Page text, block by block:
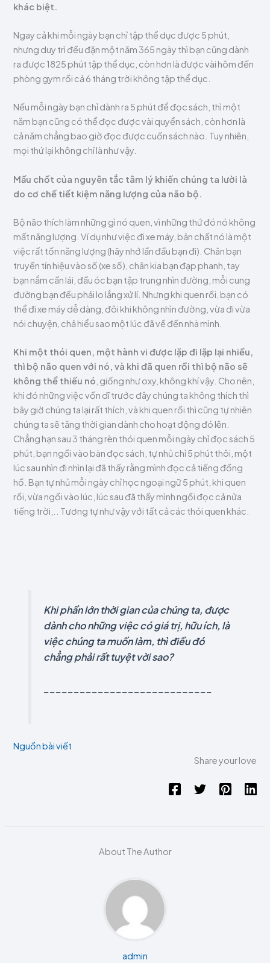
khác biệt.
Ngay cả khi mỗi ngày bạn chỉ tập thể dục được 5 phút,
nhưng duy trì đều đặn một năm 365 ngày thì bạn cũng dành
ra được 1825 phút tập thể dục, còn hơn là được vài hôm đến
phòng gym rồi cả 6 tháng trời không tập thể dục.
Nếu mỗi ngày bạn chỉ dành ra 5 phút để đọc sách, thì một
năm bạn cũng có thể đọc được vài quyển sách, còn hơn là
cả năm chẳng bao giờ đọc được cuốn sách nào. Tuy nhiên,
mọi thứ lại không chỉ là như vậy.
Mấu chốt của nguyên tắc tâm lý khiến chúng ta lười là
do cơ chế tiết kiệm năng lượng của não bộ.
Bộ não thích làm những gì nó quen, vì những thứ đó nó không
mất năng lượng. Ví dụ như việc đi xe máy, bản chất nó là một
việc rất tốn năng lượng (hãy nhớ lần đầu bạn đi). Chân bạn
truyền tín hiệu vào số (xe số), chân kia bạn đạp phanh, tay
bạn nắm cần lái, đầu óc bạn tập trung nhìn đường, mỗi cung
đường bạn đều phải lo lắng xử lí. Nhưng khi quen rồi, bạn có
thể đi xe máy dễ dàng, đôi khi không nhìn đường, vừa đi vừa
nói chuyện, chả hiểu sao một lúc đã về đến nhà mình.
Khi một thói quen, một hành vi được lặp đi lặp lại nhiều,
thì bộ não quen với nó, và khi đã quen rồi thì bộ não sẽ
không thể thiếu nó , giống như oxy, không khí vậy. Cho nên,
khi đó những việc vốn dĩ trước đây chúng ta không thích thì
bây giờ chúng ta lại rất thích, và khi quen rồi thì cũng tự nhiên
chúng ta sẽ tăng thời gian dành cho hoạt động đó lên.
Chẳng hạn sau 3 tháng rèn thói quen mỗi ngày chỉ đọc sách 5
phút, bạn ngồi vào bàn đọc sách, tự nhủ chỉ 5 phút thôi, một
lúc sau nhìn đi nhìn lại đã thấy rằng mình đọc cả tiếng đồng
hồ. Bạn tự nhủ mỗi ngày chỉ học ngoại ngữ 5 phút, khi quen
rồi, vừa ngồi vào lúc, lúc sau đã thấy mình ngồi đọc cả nửa
tiếng trời,.. Tương tự như vậy với tất cả các thói quen khác.
Khi phần lớn thời gian của chúng ta, được
dành cho những việc có giá trị, hữu ích, là
việc chúng ta muốn làm, thì điều đó
chẳng phải rất tuyệt vời sao?
Nguồn bài viết
Share your love
About The Author
admin